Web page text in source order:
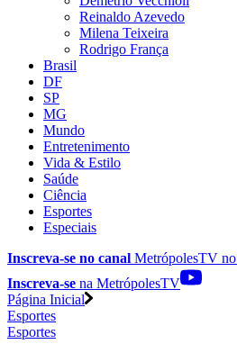
Reinaldo Azevedo
Milena Teixeira
Rodrigo França
Brasil
DF
SP
MG
Mundo
Entretenimento
Vida & Estilo
Saúde
Ciência
Esportes
Especiais
Inscreva-se no canal MetrópolesTV no
Inscreva-se na MetrópolesTV
Página Inicial
Esportes
Esportes